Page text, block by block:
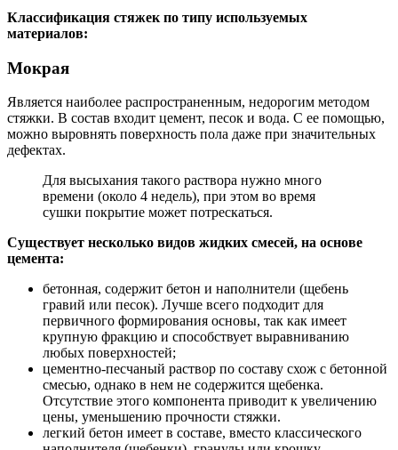
Классификация стяжек по типу используемых
материалов:
Мокрая
Является наиболее распространенным, недорогим методом
стяжки. В состав входит цемент, песок и вода. С ее помощью,
можно выровнять поверхность пола даже при значительных
дефектах.
Для высыхания такого раствора нужно много
времени (около 4 недель), при этом во время
сушки покрытие может потрескаться.
Существует несколько видов жидких смесей, на основе
цемента:
бетонная, содержит бетон и наполнители (щебень
гравий или песок). Лучше всего подходит для
первичного формирования основы, так как имеет
крупную фракцию и способствует выравниванию
любых поверхностей;
цементно-песчаный раствор по составу схож с бетонной
смесью, однако в нем не содержится щебенка.
Отсутствие этого компонента приводит к увеличению
цены, уменьшению прочности стяжки.
легкий бетон имеет в составе, вместо классического